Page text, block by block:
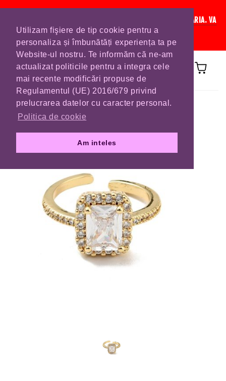
Utilizam fişiere de tip cookie pentru a
personaliza și îmbunătăți experiența ta pe
Website-ul nostru. Te informăm că ne-am
actualizat politicile pentru a integra cele
mai recente modificări propuse de
Regulamentul (UE) 2016/679 privind
prelucrarea datelor cu caracter personal.
Politica de cookie
Am inteles
IN CURAND INCHIDEM LISTA DE COMENZI PENTRU SFANTA MARIA. VA
RUGAM SA VA PLASATI COMENZILE DIN TIMP.
Prima pagină INELE